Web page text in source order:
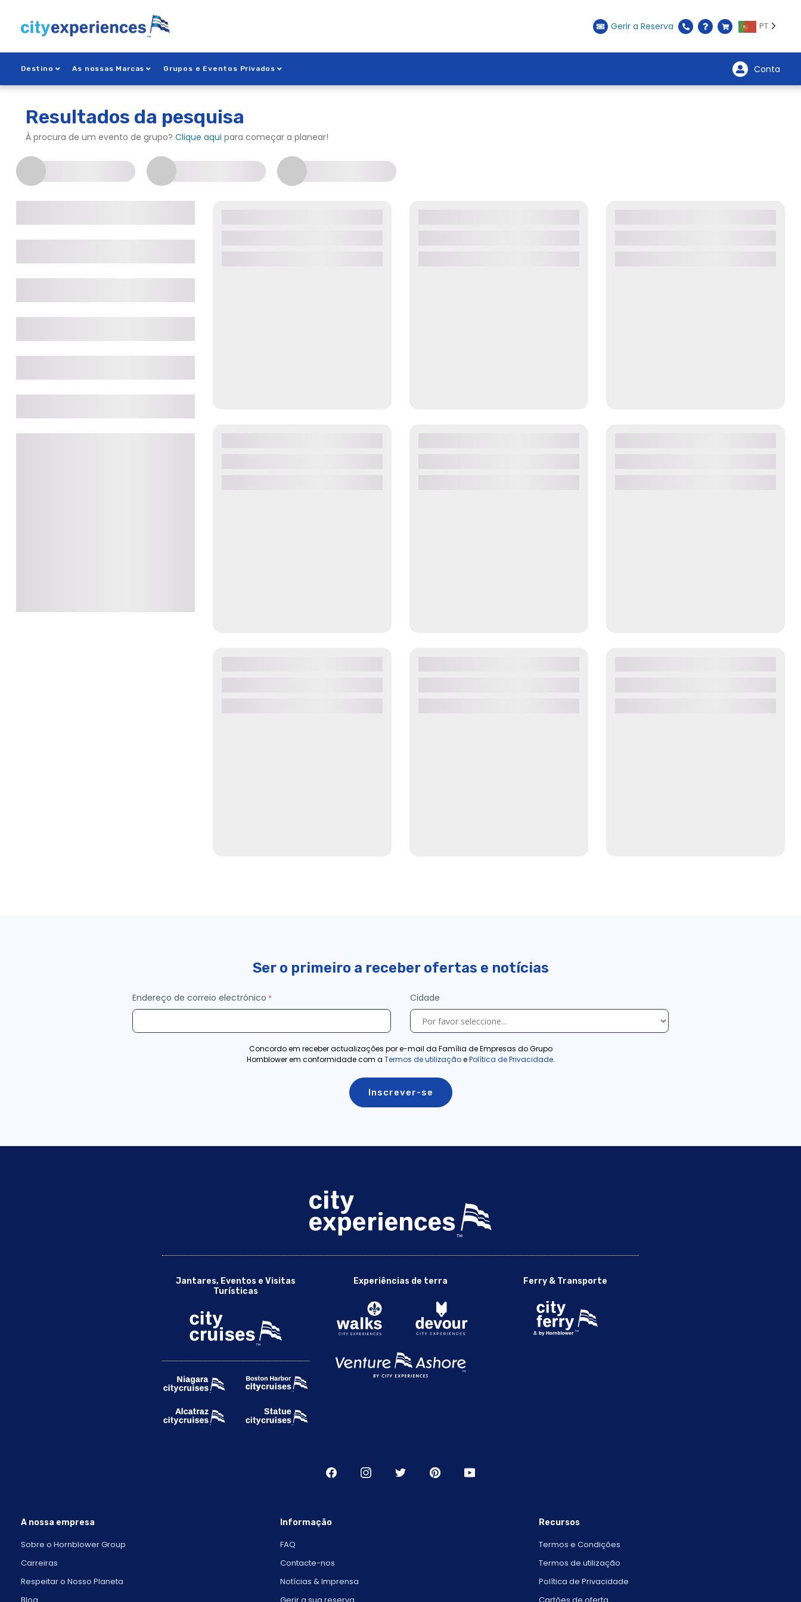
Gerir a Reserva PT
Destino As nossas Marcas Grupos e Eventos Privados Conta
Resultados da pesquisa
À procura de um evento de grupo? Clique aqui para começar a planear!
Ser o primeiro a receber ofertas e notícias
Endereço de correio electrónico Cidade
Concordo em receber actualizações por e-mail da Família de Empresas do Grupo
Hornblower em conformidade com a Termos de utilizaçãoePolítica de Privacidade.
Jantares, Eventos e Visitas
Turísticas
Experiências de terra Ferry & Transporte
A nossa empresa
Sobre o Hornblower Group
Carreiras
Respeitar o Nosso Planeta
Informação
FAQ
Contacte-nos
Notícias & Imprensa
Recursos
Termos e Condições
Termos de utilização
Política de Privacidade